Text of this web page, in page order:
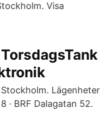
Visa
TorsdagsTank
Stockholm. Lägenheter
8 · BRF Dalagatan 52.